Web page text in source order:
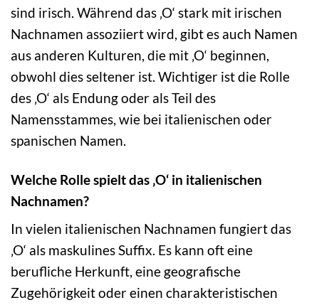
sind irisch. Während das ‚O‘ stark mit irischen
Nachnamen assoziiert wird, gibt es auch Namen
aus anderen Kulturen, die mit ‚O‘ beginnen,
obwohl dies seltener ist. Wichtiger ist die Rolle
des ‚O‘ als Endung oder als Teil des
Namensstammes, wie bei italienischen oder
spanischen Namen.
Welche Rolle spielt das ‚O‘ in italienischen
Nachnamen?
In vielen italienischen Nachnamen fungiert das
‚O‘ als maskulines Suffix. Es kann oft eine
berufliche Herkunft, eine geografische
Zugehörigkeit oder einen charakteristischen